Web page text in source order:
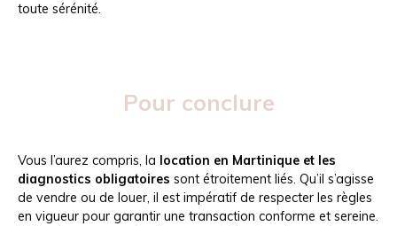
toute sérénité.
Pour conclure
Vous l’aurez compris, la location en Martinique et les
diagnostics obligatoires sont étroitement liés. Qu’il s’agisse
de vendre ou de louer, il est impératif de respecter les règles
en vigueur pour garantir une transaction conforme et sereine.